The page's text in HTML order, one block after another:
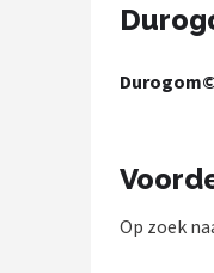
Samsung
Power Dynamics
Soundskins
Op zoek